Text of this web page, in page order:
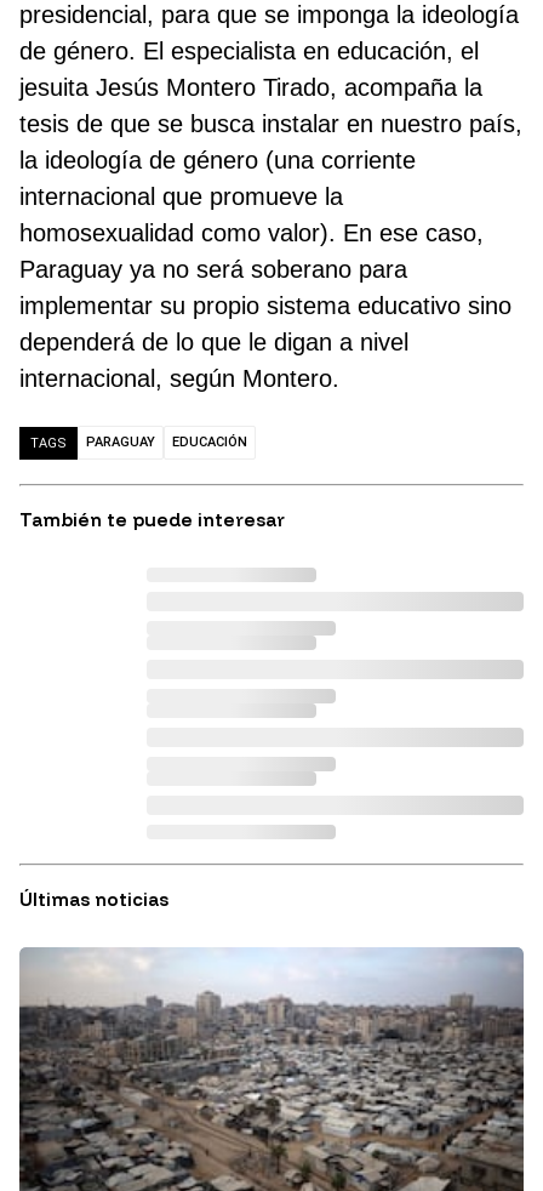
presidencial, para que se imponga la ideología
de género. El especialista en educación, el
jesuita Jesús Montero Tirado, acompaña la
tesis de que se busca instalar en nuestro país,
la ideología de género (una corriente
internacional que promueve la
homosexualidad como valor). En ese caso,
Paraguay ya no será soberano para
implementar su propio sistema educativo sino
dependerá de lo que le digan a nivel
internacional, según Montero.
TAGS PARAGUAY EDUCACIÓN
También te puede interesar
Últimas noticias